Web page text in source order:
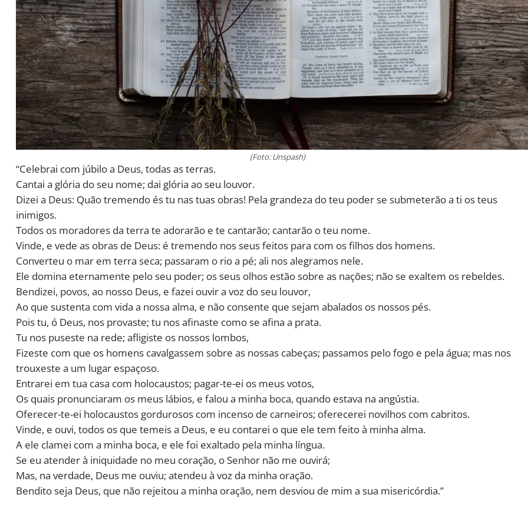
(Foto: Unspash)
“Celebrai com júbilo a Deus, todas as terras.
Cantai a glória do seu nome; dai glória ao seu louvor.
Dizei a Deus: Quão tremendo és tu nas tuas obras! Pela grandeza do teu poder se submeterão a ti os teus
inimigos.
Todos os moradores da terra te adorarão e te cantarão; cantarão o teu nome.
Vinde, e vede as obras de Deus: é tremendo nos seus feitos para com os filhos dos homens.
Converteu o mar em terra seca; passaram o rio a pé; ali nos alegramos nele.
Ele domina eternamente pelo seu poder; os seus olhos estão sobre as nações; não se exaltem os rebeldes.
Bendizei, povos, ao nosso Deus, e fazei ouvir a voz do seu louvor,
Ao que sustenta com vida a nossa alma, e não consente que sejam abalados os nossos pés.
Pois tu, ó Deus, nos provaste; tu nos afinaste como se afina a prata.
Tu nos puseste na rede; afligiste os nossos lombos,
Fizeste com que os homens cavalgassem sobre as nossas cabeças; passamos pelo fogo e pela água; mas nos
trouxeste a um lugar espaçoso.
Entrarei em tua casa com holocaustos; pagar-te-ei os meus votos,
Os quais pronunciaram os meus lábios, e falou a minha boca, quando estava na angústia.
Oferecer-te-ei holocaustos gordurosos com incenso de carneiros; oferecerei novilhos com cabritos.
Vinde, e ouvi, todos os que temeis a Deus, e eu contarei o que ele tem feito à minha alma.
A ele clamei com a minha boca, e ele foi exaltado pela minha língua.
Se eu atender à iniquidade no meu coração, o Senhor não me ouvirá;
Mas, na verdade, Deus me ouviu; atendeu à voz da minha oração.
Bendito seja Deus, que não rejeitou a minha oração, nem desviou de mim a sua misericórdia.”